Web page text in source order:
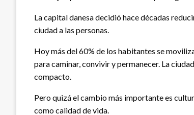
La capital danesa decidió hace décadas
ciudad a las personas.
Hoy más del 60% de los habitantes se
para caminar, convivir y permanecer. La
compacto.
Pero quizá el cambio más importante es
como calidad de vida.